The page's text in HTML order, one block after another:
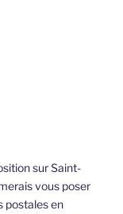
sur Saint-
vous poser
postales en